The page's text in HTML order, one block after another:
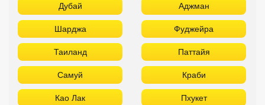
Дубай Аджман
Шарджа Фуджейра
Таиланд Паттайя
Самуй Краби
Као Лак Пхукет